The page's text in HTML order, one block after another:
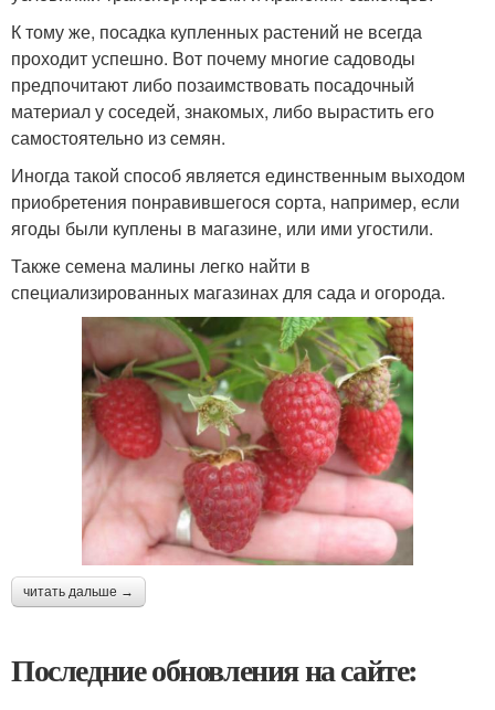
К тому же, посадка купленных растений не всегда
проходит успешно. Вот почему многие садоводы
предпочитают либо позаимствовать посадочный
материал у соседей, знакомых, либо вырастить его
самостоятельно из семян.
Иногда такой способ является единственным выходом
приобретения понравившегося сорта, например, если
ягоды были куплены в магазине, или ими угостили.
Также семена малины легко найти в
специализированных магазинах для сада и огорода.
читать дальше →
Последние обновления на сайте: